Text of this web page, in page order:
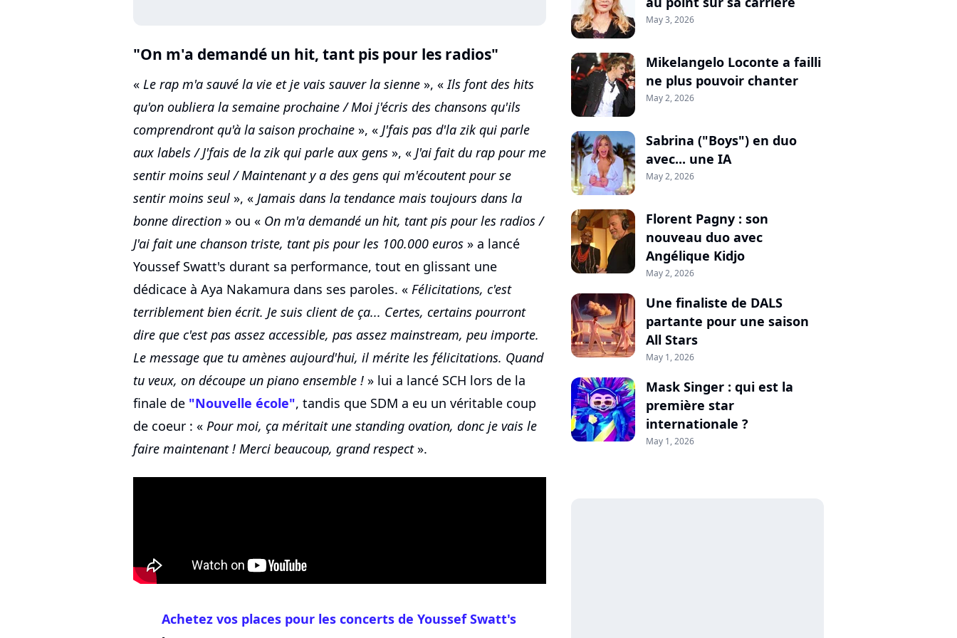
"On m'a demandé un hit, tant pis pour les radios"
« Le rap m'a sauvé la vie et je vais sauver la sienne », « Ils font des hits
qu'on oubliera la semaine prochaine / Moi j'écris des chansons qu'ils
comprendront qu'à la saison prochaine », « J'fais pas d'la zik qui parle
aux labels / J'fais de la zik qui parle aux gens », « J'ai fait du rap pour me
sentir moins seul / Maintenant y a des gens qui m'écoutent pour se
sentir moins seul », « Jamais dans la tendance mais toujours dans la
bonne direction » ou « On m'a demandé un hit, tant pis pour les radios /
J'ai fait une chanson triste, tant pis pour les 100.000 euros » a lancé
Youssef Swatt's durant sa performance, tout en glissant une
dédicace à Aya Nakamura dans ses paroles. « Félicitations, c'est
terriblement bien écrit. Je suis client de ça... Certes, certains pourront
dire que c'est pas assez accessible, pas assez mainstream, peu importe.
Le message que tu amènes aujourd'hui, il mérite les félicitations. Quand
tu veux, on découpe un piano ensemble ! » lui a lancé SCH lors de la
finale de "Nouvelle école", tandis que SDM a eu un véritable coup
de coeur : « Pour moi, ça méritait une standing ovation, donc je vais le
faire maintenant ! Merci beaucoup, grand respect».
Achetez vos places pour les concerts de Youssef Swatt's
May 3, 2026
Mikelangelo Loconte a failli
ne plus pouvoir chanter
May 2, 2026
Sabrina ("Boys") en duo
avec... une IA
May 2, 2026
Florent Pagny : son
nouveau duo avec
Angélique Kidjo
May 2, 2026
Une finaliste de DALS
partante pour une saison
All Stars
May 1, 2026
Mask Singer : qui est la
première star
internationale ?
May 1, 2026